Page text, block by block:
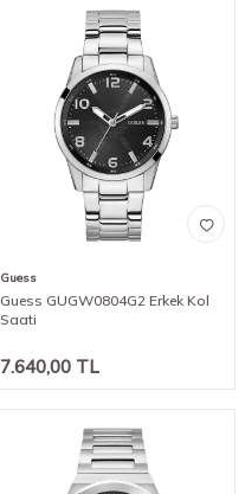
Guess
Guess GUGW0804G2 Erkek Kol
Saati
7.640,00 TL